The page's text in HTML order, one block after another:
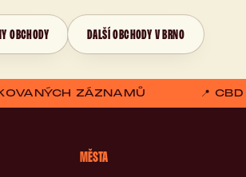
OBCHODY DALŠÍ OBCHODY V BRNO
ZÁZNAMŮ 📍
MĚSTA